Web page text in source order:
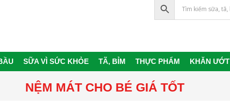
Primary
Navigation
Menu
SỮA VÌ SỨC KHỎE TÃ, BỈM THỰC PHẨM KHĂN ƯỚT
NỆM MÁT CHO BÉ GIÁ TỐT